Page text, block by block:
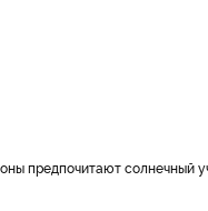
предпочитают солнечный